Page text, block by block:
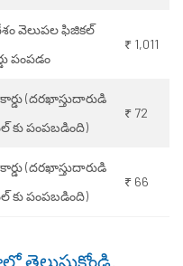
వెలుపల ఫిజికల్
పంపడం
₹ 1,011
(దరఖాస్తుదారుడి
పంపబడింది)
₹ 72
(దరఖాస్తుదారుడి
పంపబడింది)
₹ 66
తెలుసుకోండి.